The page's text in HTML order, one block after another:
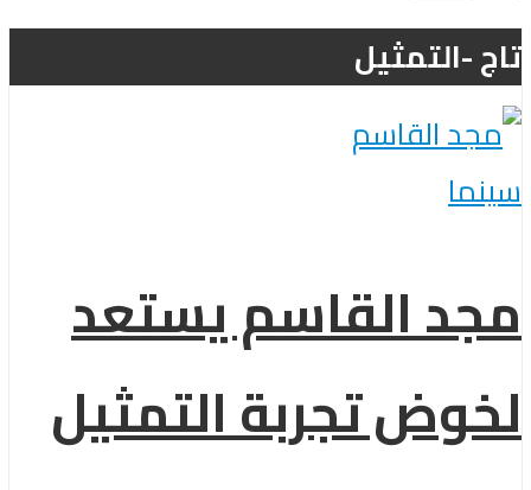
تاج -التمثيل
سينما
مجد القاسم يستعد
لخوض تجربة التمثيل